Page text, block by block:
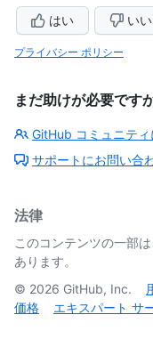
はい いい
プライバシー ポリシー
まだ助けが必要です
GitHub コミュニティ
サポートにお問い合
法律
このコンテンツの一部
あります。
© 2026 GitHub, Inc.
価格
エキスパート サ